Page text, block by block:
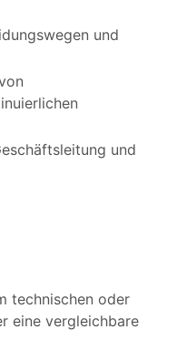
und
und
technischen oder
eine vergleichbare